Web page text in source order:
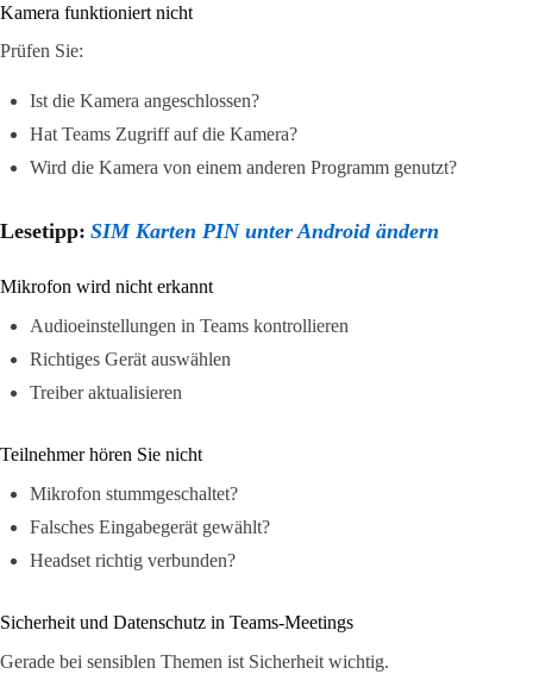
Kamera funktioniert nicht
Prüfen Sie:
Ist die Kamera angeschlossen?
Hat Teams Zugriff auf die Kamera?
Wird die Kamera von einem anderen Programm genutzt?
Lesetipp: SIM Karten PIN unter Android ändern
Mikrofon wird nicht erkannt
Audioeinstellungen in Teams kontrollieren
Richtiges Gerät auswählen
Treiber aktualisieren
Teilnehmer hören Sie nicht
Mikrofon stummgeschaltet?
Falsches Eingabegerät gewählt?
Headset richtig verbunden?
Sicherheit und Datenschutz in Teams-Meetings
Gerade bei sensiblen Themen ist Sicherheit wichtig.